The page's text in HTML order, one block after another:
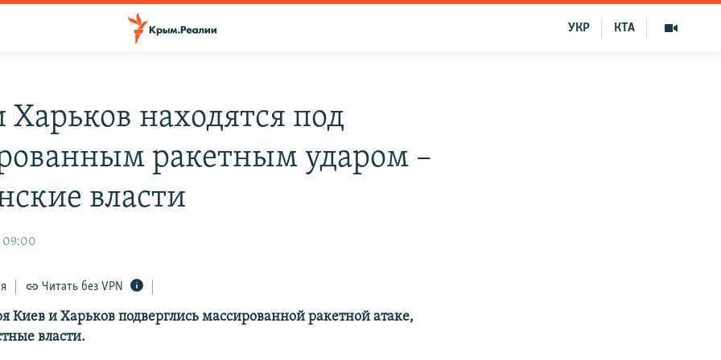
КТА
УКР
Харьков находятся под
ракетным ударом –
власти
09:00
Читать без VPN
Киев и Харьков подверглись массированной ракетной атаке,
власти.